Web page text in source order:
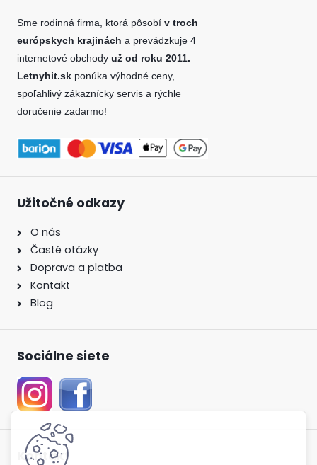
Sme rodinná firma, ktorá pôsobí v troch
európskych krajinách a prevádzkuje 4
internetové obchody už od roku 2011.
Letnyhit.sk ponúka výhodné ceny,
spoľahlivý zákaznícky servis a rýchle
doručenie zadarmo!
Užitočné odkazy
O nás
Časté otázky
Doprava a platba
Kontakt
Blog
Sociálne siete
Kontakt